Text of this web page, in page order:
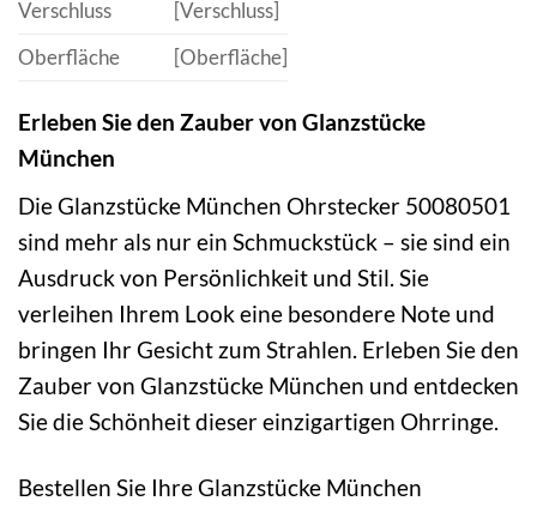
Verschluss
[Verschluss]
Oberfläche
[Oberfläche]
Erleben Sie den Zauber von Glanzstücke
München
Die Glanzstücke München Ohrstecker 50080501
sind mehr als nur ein Schmuckstück – sie sind ein
Ausdruck von Persönlichkeit und Stil. Sie
verleihen Ihrem Look eine besondere Note und
bringen Ihr Gesicht zum Strahlen. Erleben Sie den
Zauber von Glanzstücke München und entdecken
Sie die Schönheit dieser einzigartigen Ohrringe.
Bestellen Sie Ihre Glanzstücke München